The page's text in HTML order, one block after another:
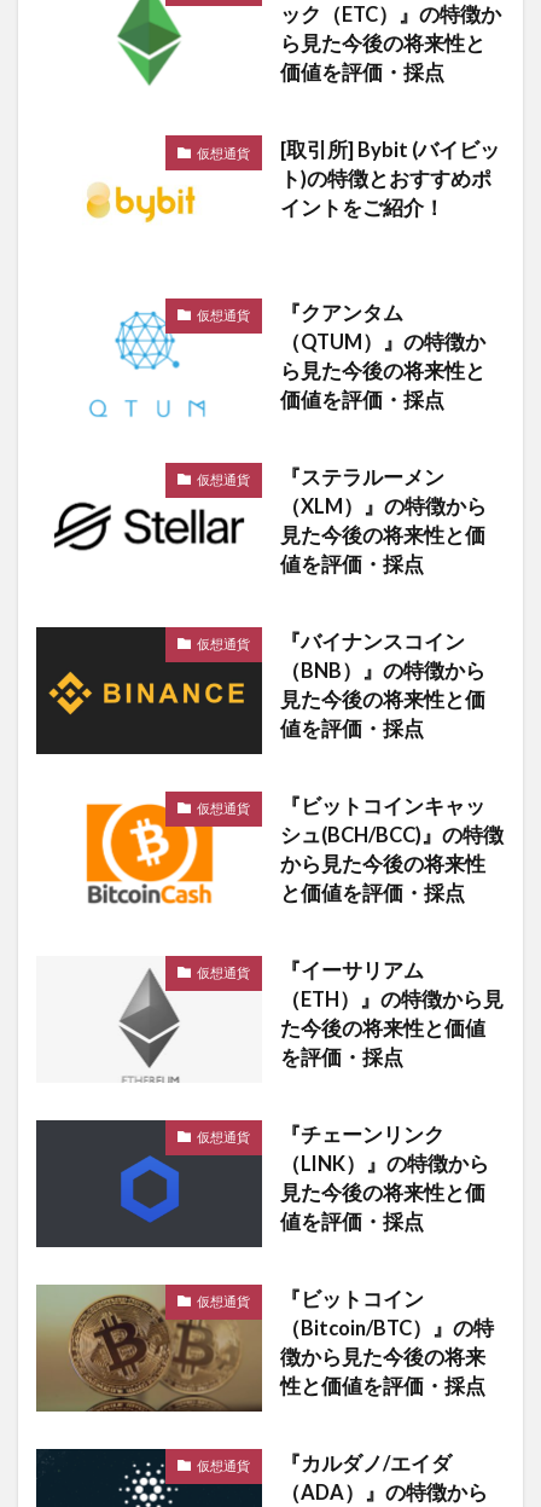
ック（ETC）』の特徴か
ら見た今後の将来性と
価値を評価・採点
仮想通貨
[取引所] Bybit (バイビッ
ト)の特徴とおすすめポ
イントをご紹介！
仮想通貨
『クアンタム
（QTUM）』の特徴か
ら見た今後の将来性と
価値を評価・採点
仮想通貨
『ステラルーメン
（XLM）』の特徴から
見た今後の将来性と価
値を評価・採点
仮想通貨
『バイナンスコイン
（BNB）』の特徴から
見た今後の将来性と価
値を評価・採点
仮想通貨
『ビットコインキャッ
シュ(BCH/BCC)』の特徴
から見た今後の将来性
と価値を評価・採点
仮想通貨
『イーサリアム
（ETH）』の特徴から見
た今後の将来性と価値
を評価・採点
仮想通貨
『チェーンリンク
（LINK）』の特徴から
見た今後の将来性と価
値を評価・採点
仮想通貨
『ビットコイン
（Bitcoin/BTC）』の特
徴から見た今後の将来
性と価値を評価・採点
仮想通貨
『カルダノ/エイダ
（ADA）』の特徴から